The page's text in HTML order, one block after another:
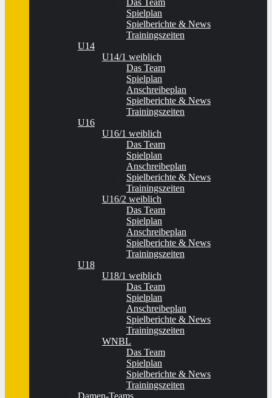
Das Team
Spielplan
Spielberichte & News
Trainingszeiten
U14
U14/1 weiblich
Das Team
Spielplan
Anschreibeplan
Spielberichte & News
Trainingszeiten
U16
U16/1 weiblich
Das Team
Spielplan
Anschreibeplan
Spielberichte & News
Trainingszeiten
U16/2 weiblich
Das Team
Spielplan
Anschreibeplan
Spielberichte & News
Trainingszeiten
U18
U18/1 weiblich
Das Team
Spielplan
Anschreibeplan
Spielberichte & News
Trainingszeiten
WNBL
Das Team
Spielplan
Spielberichte & News
Trainingszeiten
Damen-Teams